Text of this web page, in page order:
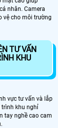
nhân. Camera
vệ cho môi trường
TƯ VẤN
KHU
vực tư vấn và lắp
trình khu nghỉ
tay nghề cao cam